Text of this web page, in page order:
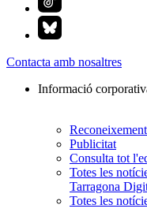
Contacta amb nosaltres
Informació
Publicitat
Consulta tot
Totes les
Tarragona
Totes les